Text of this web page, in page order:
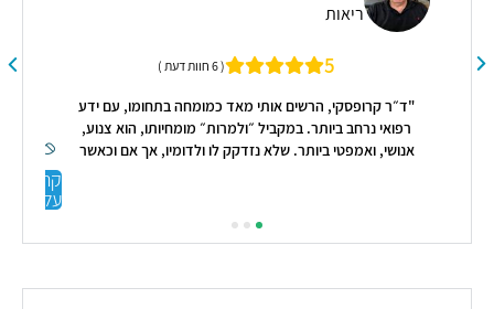
ריאות
5 ( 6 חוות דעת )
"ד״ר קרופסקי, הרשים אותי מאד כמומחה בתחומו, עם ידע
רפואי נרחב ביותר. במקביל ״ולמרות״ מומחיותו, הוא צנוע,
אנושי, ואמפטי ביותר. שלא נזדקק לו ולדומיו, אך אם וכאשר
קראו
עליי